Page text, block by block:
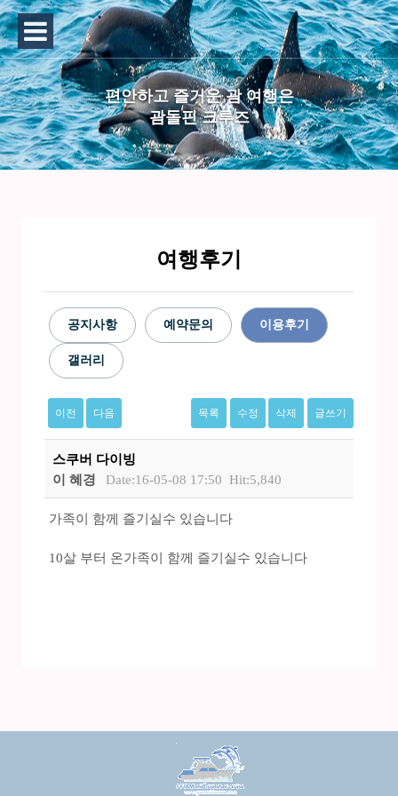
편안하고 즐거운 괌 여행은
괌돌핀 크루즈
여행후기
공지사항 예약문의 이용후기
갤러리
이전 다음 목록 수정 삭제 글쓰기
스쿠버 다이빙
이 혜경
Date:16-05-08 17:50 Hit:5,840
가족이 함께 즐기실수 있습니다
10살 부터 온가족이 함께 즐기실수 있습니다